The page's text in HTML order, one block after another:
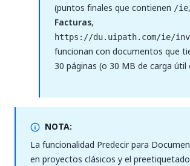
(puntos finales que contienen /ie
Facturas,
https://du.uipath.com/ie/
funcionan con documentos que
30 páginas (o 30 MB de carga
NOTA:
La funcionalidad Predecir para
en proyectos clásicos y el